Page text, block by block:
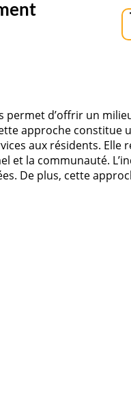
permet d’offrir un
approche
aux résidents. Elle
et la communauté.
De plus, cette